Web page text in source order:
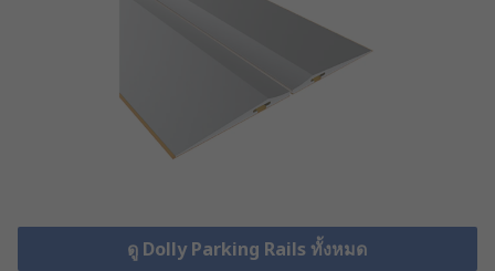
ดู Dolly Parking Rails ทั้งหมด